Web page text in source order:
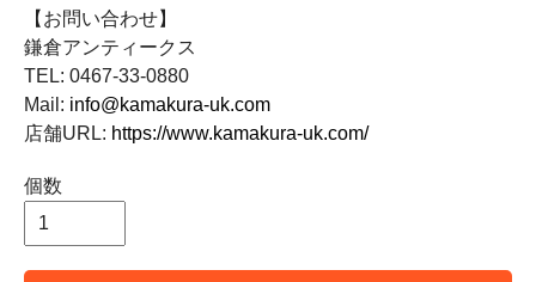
【お問い合わせ】
鎌倉アンティークス
TEL: 0467-33-0880
Mail: info@kamakura-uk.com
店舗URL: https://www.kamakura-uk.com/
個数